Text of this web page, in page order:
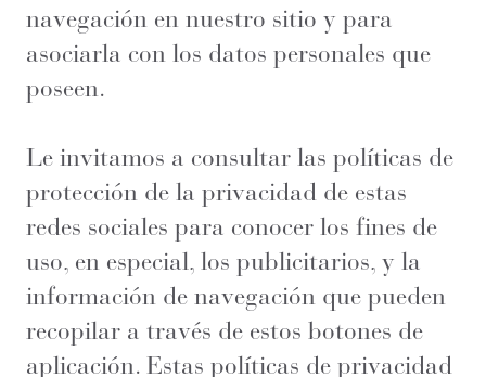
navegación en nuestro sitio y para
asociarla con los datos personales que
poseen.
Le invitamos a consultar las políticas de
protección de la privacidad de estas
redes sociales para conocer los fines de
uso, en especial, los publicitarios, y la
información de navegación que pueden
recopilar a través de estos botones de
aplicación. Estas políticas de privacidad